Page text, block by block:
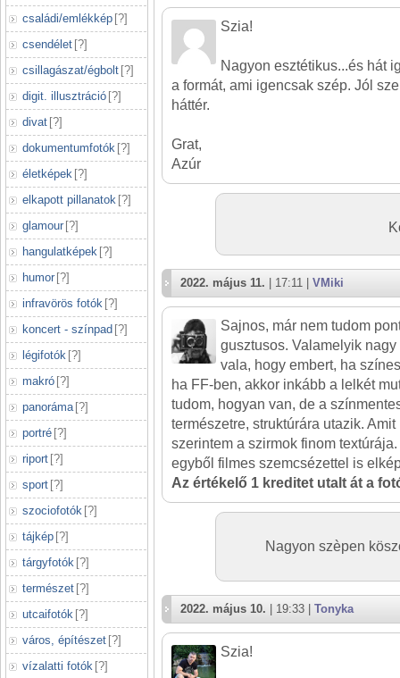
családi/emlékkép [?]
csendélet [?]
csillagászat/égbolt [?]
digit. illusztráció [?]
divat [?]
dokumentumfotók [?]
életképek [?]
elkapott pillanatok [?]
glamour [?]
hangulatképek [?]
humor [?]
infravörös fotók [?]
koncert - színpad [?]
légifotók [?]
makró [?]
panoráma [?]
portré [?]
riport [?]
sport [?]
szociofotók [?]
tájkép [?]
tárgyfotók [?]
természet [?]
utcaifotók [?]
város, építészet [?]
vízalatti fotók [?]
Szia!
Nagyon esztétikus...és hát
a formát, ami igencsak szép. Jól
háttér.
Grat,
Azúr
2022. május 11. | 17:11 | VMiki
Sajnos, már nem tudom
gusztusos. Valamelyik
vala, hogy embert, ha
ha FF-ben, akkor inkább a lelkét
tudom, hogyan van, de a
természetre, struktúrára utazik.
szerintem a szirmok finom
egyből filmes szemcsézettel is
Az értékelő 1 kreditet utalt át a
Nagyon szèpen
2022. május 10. | 19:33 | Tonyka
Szia!